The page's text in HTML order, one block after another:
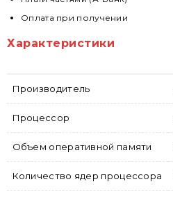
Оплата при получении
Характеристики
Производитель
Процессор
Объем оперативной памяти
Количество ядер процессора